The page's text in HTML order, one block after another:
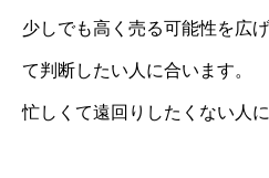
少しでも高く売る可能性を広
て判断したい人に合います。
忙しくて遠回りしたくない人に